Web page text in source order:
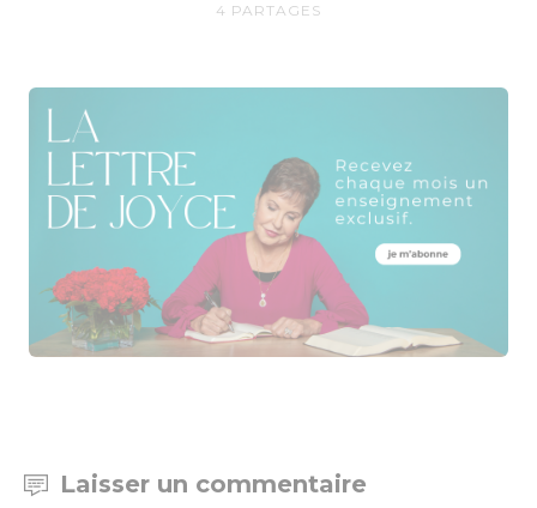
4 PARTAGES
Laisser un commentaire